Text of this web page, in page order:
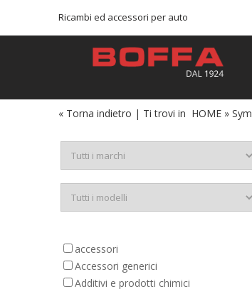
Ricambi ed accessori per auto
« Torna indietro | Ti trovi in HOME » Sym
accessori
Accessori generici
Additivi e prodotti chimici